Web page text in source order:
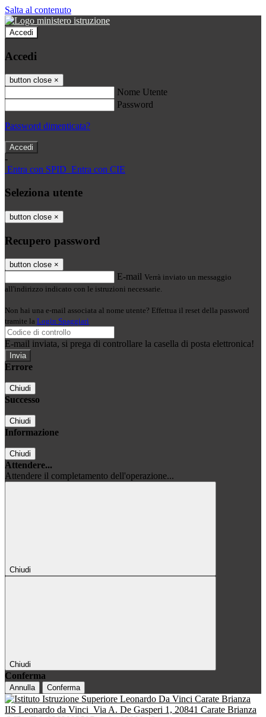
Salta al contenuto
Accedi
Accedi
button close ×
Nome Utente
Password
Password dimenticata?
-
Entra con SPID Entra con CIE
Seleziona utente
button close ×
Recupero password
button close ×
E-mail Verrà inviato un messaggio
all'indirizzo indicato con le istruzioni necessarie.
Non hai una e-mail associata al nome utente? Effettua il reset della password
tramite la Login Spaggiari
E-mail inviata, si prega di controllare la casella di posta elettronica!
Errore
Chiudi
Successo
Chiudi
Informazione
Chiudi
Attendere...
Attendere il completamento dell'operazione...
Chiudi
Chiudi
Conferma
Annulla Conferma
IIS Leonardo da Vinci Via A. De Gasperi 1, 20841 Carate Brianza